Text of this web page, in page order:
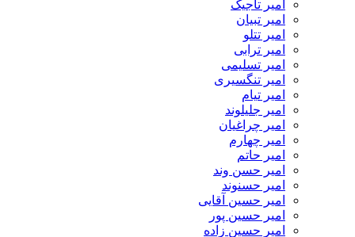
امیر تاجیک
امیر تبیان
امیر تتلو
امیر ترابی
امیر تسلیمی
امیر تنگسیری
امیر تیام
امیر جلیلوند
امیر چراغیان
امیر چهارم
امیر حاتم
امیر حسن وند
امیر حسنوند
امیر حسین آقایی
امیر حسین پور
امیر حسین زاده